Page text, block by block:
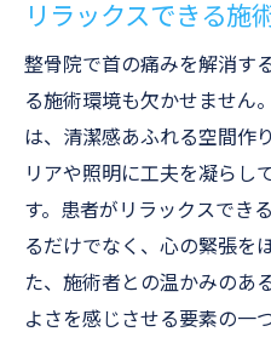
リラックスできる施
整骨院で首の痛みを解消す
る施術環境も欠かせません
は、清潔感あふれる空間作
リアや照明に工夫を凝らし
す。患者がリラックスでき
るだけでなく、心の緊張を
た、施術者との温かみのあ
よさを感じさせる要素の一